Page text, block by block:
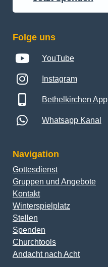
Folge uns
YouTube
Instagram
Bethelkirchen App
Whatsapp Kanal
Navigation
Gottesdienst
Gruppen und Angebote
Kontakt
Winterspielplatz
Stellen
Spenden
Churchtools
Andacht nach Acht